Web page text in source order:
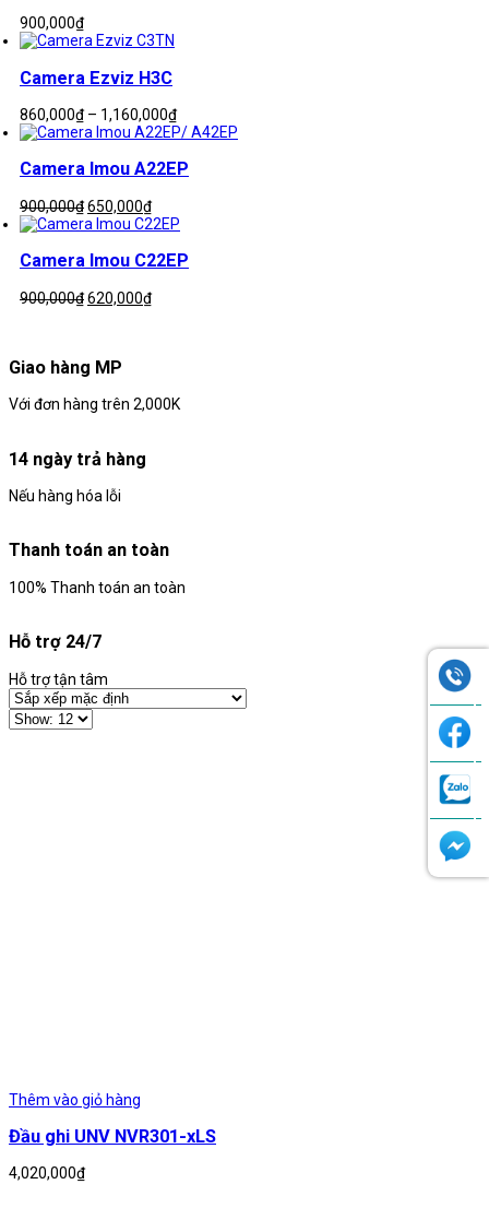
900,000₫
Camera Ezviz H3C
860,000₫ – 1,160,000₫Khoảng
giá:
860,000₫
Camera Imou A22EP
900,000₫Giá
gốc
900,000₫.
650,000₫Giá
hiện
là:
Camera Imou C22EP
900,000₫Giá
620,000₫Giá
Giao hàng MP
Với đơn hàng trên 2,000K
14 ngày trả hàng
Nếu hàng hóa lỗi
Thanh toán an toàn
100% Thanh toán an toàn
Hỗ trợ 24/7
Hỗ trợ tận tâm
Thêm vào giỏ hàng
Đầu ghi UNV NVR301-xLS
4,020,000₫